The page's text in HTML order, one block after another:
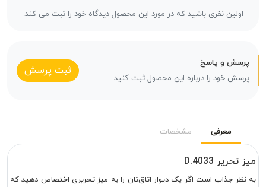
اولین نفری باشید که در مورد این محصول دیدگاه خود را ثبت می کند.
پرسش و پاسخ
پرسش خود را درباره این محصول ثبت کنید.
ثبت پرسش
معرفی مشخصات
میز تحریر D.4033
به نظر جذاب است اگر یک دیوار اتاق‌تان را به میز تحریری اختصاص دهید که